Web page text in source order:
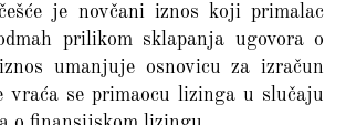
je novčani iznos koji primalac
prilikom sklapanja ugovora o
umanjuje osnovicu za izračun
se primaocu lizinga u slučaju